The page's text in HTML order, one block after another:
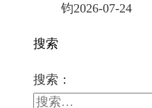
钧2026-07-24
搜索
搜索：